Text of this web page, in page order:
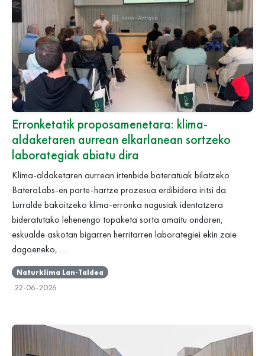
Erronketatik proposamenetara: klima-
aldaketaren aurrean elkarlanean sortzeko
laborategiak abiatu dira
Klima-aldaketaren aurrean irtenbide bateratuak bilatzeko
BateraLabs-en parte-hartze prozesua erdibidera iritsi da.
Lurralde bakoitzeko klima-erronka nagusiak identatzera
bideratutako lehenengo topaketa sorta amaitu ondoren,
eskualde askotan bigarren herritarren laborategiei ekin zaie
dagoeneko, …
Naturklima Lan-Taldea
22-06-2026